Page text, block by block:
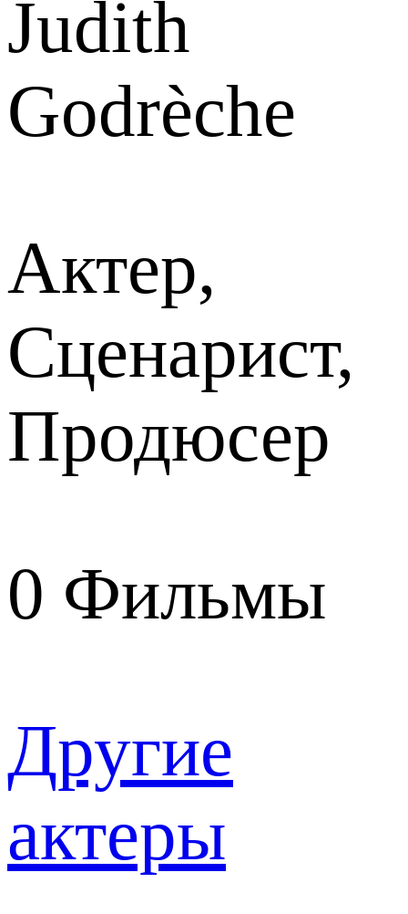
Judith
Godrèche
Актер,
Сценарист,
Продюсер
0 Фильмы
Другие
актеры